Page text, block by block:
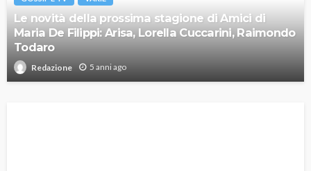
Le novità della prossima stagione di Amici di
Maria De Filippi: Arisa, Lorella Cuccarini, Raimondo
Todaro
Redazione 5 anni ago